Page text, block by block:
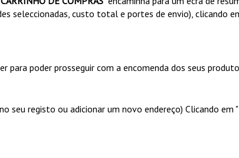
seleccionadas, custo total e portes de envio), clicando
poder prosseguir com a encomenda dos seus
seu registo ou adicionar um novo endereço) Clicando em "